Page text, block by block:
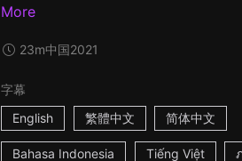
More
23m中国2021
字幕
English
繁體中文 简体中文
Bahasa Indonesia Tiếng Việt